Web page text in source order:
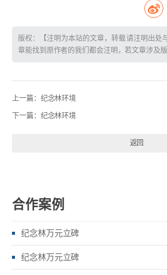
版权：【注明为本站的文章，转载请注明出处
章能找到原作者的我们都会注明，若文章涉及版
上一篇： 纪念林环境
下一篇： 纪念林环境
返回
合作案例
纪念林万元立碑
纪念林万元立碑